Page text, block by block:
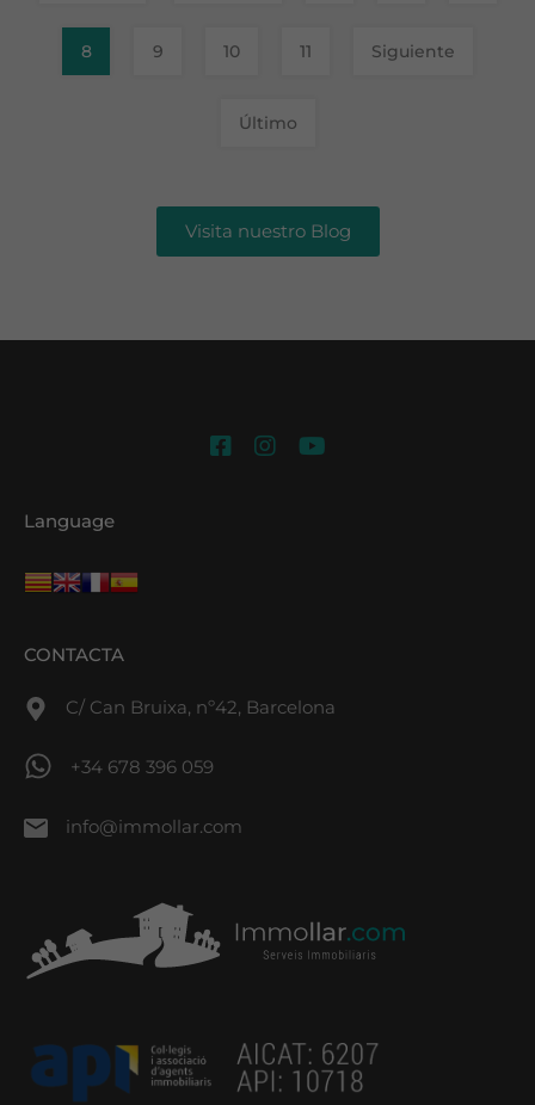
8 9 10 11 Siguiente
Último
Visita nuestro Blog
Language
CONTACTA
C/ Can Bruixa, nº42, Barcelona
+34 678 396 059
info@immollar.com